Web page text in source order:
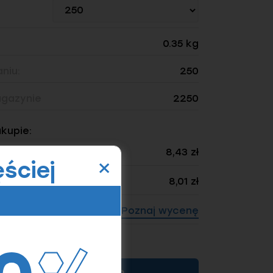
0.35 kg
250
2250
8,43 zł
8,01 zł
Poznaj wycenę
×